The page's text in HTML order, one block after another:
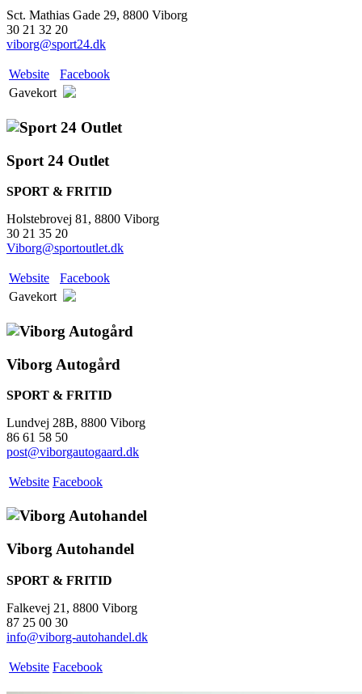
Sct. Mathias Gade 29, 8800 Viborg
30 21 32 20
viborg@sport24.dk
Website
Facebook
Gavekort
Sport 24 Outlet
SPORT & FRITID
Holstebrovej 81, 8800 Viborg
30 21 35 20
Viborg@sportoutlet.dk
Website
Facebook
Gavekort
Viborg Autogård
SPORT & FRITID
Lundvej 28B, 8800 Viborg
86 61 58 50
post@viborgautogaard.dk
Website Facebook
Viborg Autohandel
SPORT & FRITID
Falkevej 21, 8800 Viborg
87 25 00 30
info@viborg-autohandel.dk
Website Facebook